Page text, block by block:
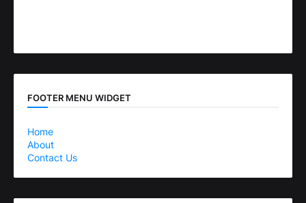
FOOTER MENU WIDGET
Home
About
Contact Us